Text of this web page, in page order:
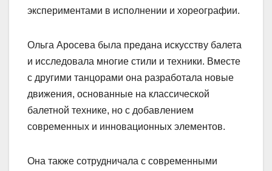
экспериментами в исполнении и хореографии.
Ольга Аросева была предана искусству балета
и исследовала многие стили и техники. Вместе
с другими танцорами она разработала новые
движения, основанные на классической
балетной технике, но с добавлением
современных и инновационных элементов.
Она также сотрудничала с современными